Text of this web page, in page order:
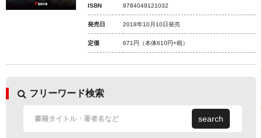
ISBN 9784049121032
発売日 2018年10月10日発売
定価 671円 （本体610円+税）
フリーワード検索
search